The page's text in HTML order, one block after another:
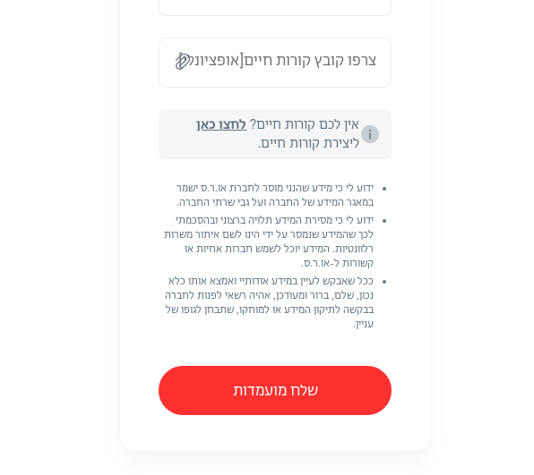
צרפו קובץ קורות חיים[אופציונלי]
אין לכם קורות חיים? לחצו כאן
ליצירת קורות חיים.
ידוע לי כי מידע שהנני מוסר לחברת או.ר.ס ישמר
במאגר המידע של החברה ועל גבי שרתי החברה.
ידוע לי כי מסירת המידע תלויה ברצוני ובהסכמתי
לכך שהמידע שנמסר על ידי הינו לשם איתור משרות
רלוונטיות. המידע יוכל לשמש חברות אחיות או
קשורות ל-או.ר.ס.
ככל שאבקש לעיין במידע אודותיי ואמצא אותו כלא
נכון, שלם, ברור ומעודכן, אהיה רשאי לפנות לחברה
בבקשה לתיקון המידע או למוחקו, שתבחן לגופו של
עניין.
שלח מועמדות